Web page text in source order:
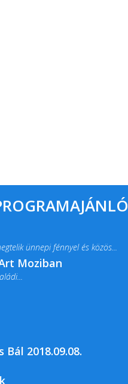
ünnepi fénnyel és közös...
Moziban
és...
2018.09.08.